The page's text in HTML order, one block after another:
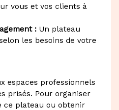
vous et vos clients à
:Un plateau
les besoins de votre
espaces professionnels
prisés. Pour organiser
ce plateau ou obtenir